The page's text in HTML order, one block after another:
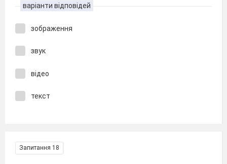
варіанти відповідей
зображення
звук
відео
текст
Запитання 18